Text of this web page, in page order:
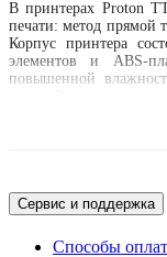
В принтерах Proton
печати: метод прямой
Корпус принтера
элементов и ABS-
повышенной
интуитивно понятная
настраивать и
Сервис и поддержка
Способы